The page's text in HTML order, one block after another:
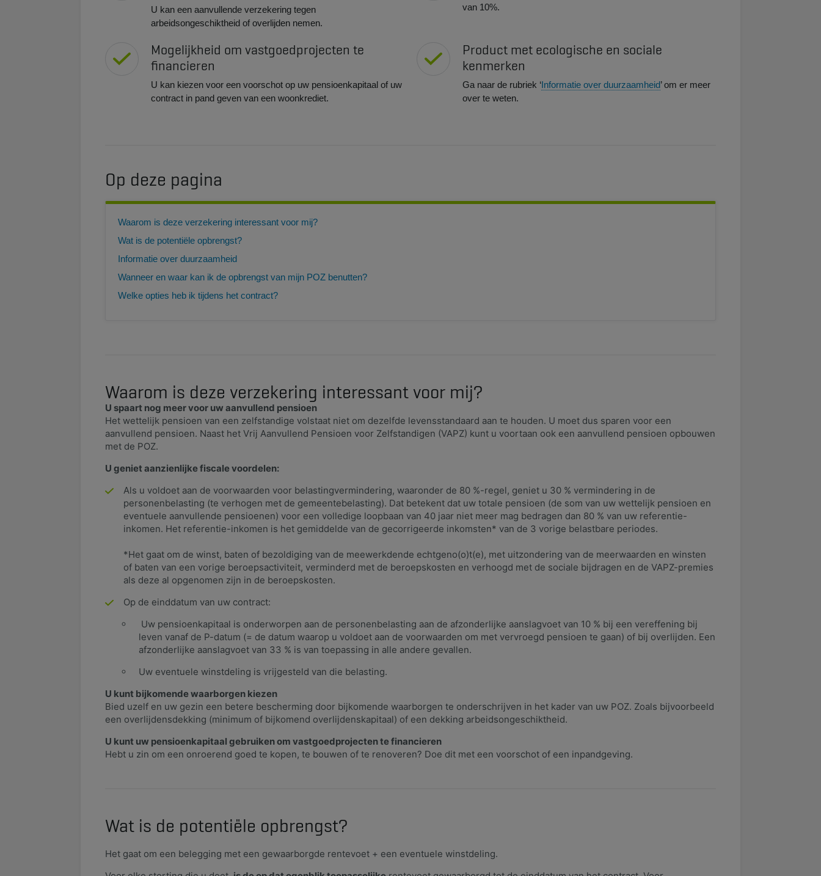
U kan een aanvullende verzekering tegen
arbeidsongeschiktheid of overlijden nemen.
van 10%.
Mogelijkheid om vastgoedprojecten te
financieren
U kan kiezen voor een voorschot op uw pensioenkapitaal of uw
contract in pand geven van een woonkrediet.
Product met ecologische en sociale
kenmerken
Ga naar de rubriek ‘Informatie over duurzaamheid’ om er meer
over te weten.
Op deze pagina
Waarom is deze verzekering interessant voor mij?
Wat is de potentiële opbrengst?
Informatie over duurzaamheid
Wanneer en waar kan ik de opbrengst van mijn POZ benutten?
Welke opties heb ik tijdens het contract?
Waarom is deze verzekering interessant voor mij?
U spaart nog meer voor uw aanvullend pensioen
Het wettelijk pensioen van een zelfstandige volstaat niet om dezelfde levensstandaard aan te houden. U moet dus sparen voor een
aanvullend pensioen. Naast het Vrij Aanvullend Pensioen voor Zelfstandigen (VAPZ) kunt u voortaan ook een aanvullend pensioen opbouwen
met de POZ.
U geniet aanzienlijke fiscale voordelen:
Als u voldoet aan de voorwaarden voor belastingvermindering, waaronder de 80 %-regel, geniet u 30 % vermindering in de
personenbelasting (te verhogen met de gemeentebelasting). Dat betekent dat uw totale pensioen (de som van uw wettelijk pensioen en
eventuele aanvullende pensioenen) voor een volledige loopbaan van 40 jaar niet meer mag bedragen dan 80 % van uw referentie-
inkomen. Het referentie-inkomen is het gemiddelde van de gecorrigeerde inkomsten* van de 3 vorige belastbare periodes.
*Het gaat om de winst, baten of bezoldiging van de meewerkdende echtgeno(o)t(e), met uitzondering van de meerwaarden en winsten
of baten van een vorige beroepsactiviteit, verminderd met de beroepskosten en verhoogd met de sociale bijdragen en de VAPZ-premies
als deze al opgenomen zijn in de beroepskosten.
Op de einddatum van uw contract:
Uw pensioenkapitaal is onderworpen aan de personenbelasting aan de afzonderlijke aanslagvoet van 10 % bij een vereffening bij
leven vanaf de P-datum (= de datum waarop u voldoet aan de voorwaarden om met vervroegd pensioen te gaan) of bij overlijden. Een
afzonderlijke aanslagvoet van 33 % is van toepassing in alle andere gevallen.
Uw eventuele winstdeling is vrijgesteld van die belasting.
U kunt bijkomende waarborgen kiezen
Bied uzelf en uw gezin een betere bescherming door bijkomende waarborgen te onderschrijven in het kader van uw POZ. Zoals bijvoorbeeld
een overlijdensdekking (minimum of bijkomend overlijdenskapitaal) of een dekking arbeidsongeschiktheid.
U kunt uw pensioenkapitaal gebruiken om vastgoedprojecten te financieren
Hebt u zin om een onroerend goed te kopen, te bouwen of te renoveren? Doe dit met een voorschot of een inpandgeving.
Wat is de potentiële opbrengst?
Het gaat om een belegging met een gewaarborgde rentevoet + een eventuele winstdeling.